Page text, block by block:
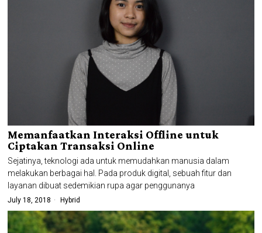
Memanfaatkan Interaksi Offline untuk
Ciptakan Transaksi Online
Sejatinya, teknologi ada untuk memudahkan manusia dalam
melakukan berbagai hal. Pada produk digital, sebuah fitur dan
layanan dibuat sedemikian rupa agar penggunanya
July 18, 2018 Hybrid